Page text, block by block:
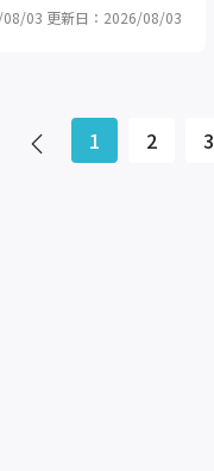
08/03 更新日：2026/08/03
1 2 3